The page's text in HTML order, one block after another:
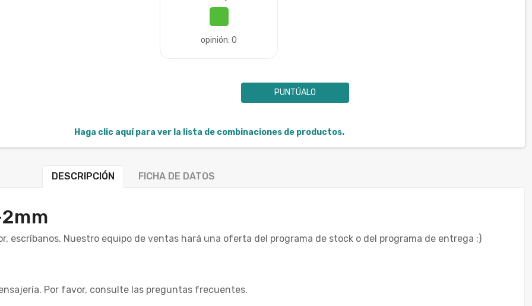
opinión: 0
PUNTÚALO
Haga clic aquí para ver la lista de combinaciones de productos.
DESCRIPCIÓN FICHA DE DATOS
escríbanos. Nuestro equipo de ventas hará una oferta del programa de stock o del programa de entrega :)
Por favor, consulte las preguntas frecuentes.